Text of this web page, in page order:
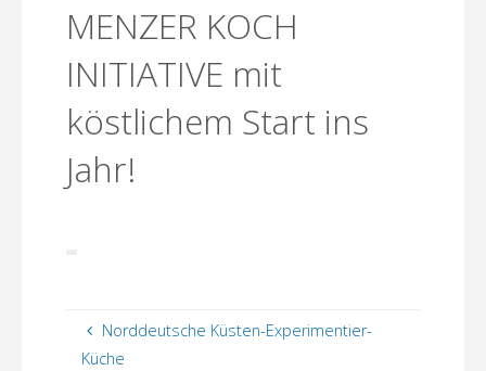
MENZER KOCH
INITIATIVE mit
köstlichem Start ins
Jahr!
Norddeutsche Küsten-Experimentier-
Küche